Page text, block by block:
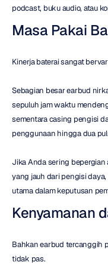
podcast, buku audio, atau
Masa Pakai
Kinerja baterai sangat
Sebagian besar earbud
sepuluh jam waktu
sementara casing pengisi
penggunaan hingga dua
Jika Anda sering
yang jauh dari pengisi
utama dalam keputusan
Kenyamanan
Bahkan earbud tercanggih
tidak pas.